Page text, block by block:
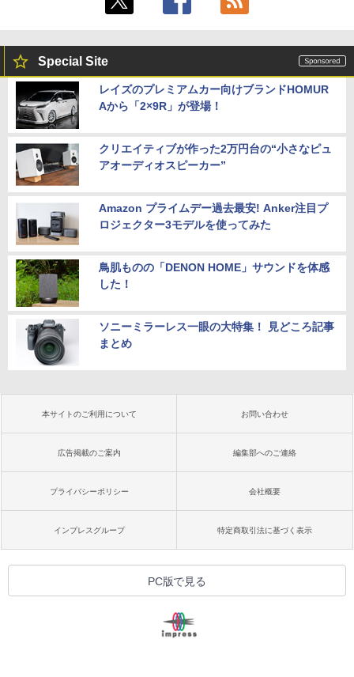
Special Site
レイズのプレミアムカー向けブランドHOMUR
Aから「2×9R」が登場！
クリエイティブが作った2万円台の“小さなピュ
アオーディオスピーカー”
Amazon プライムデー過去最安! Anker注目プ
ロジェクター3モデルを使ってみた
鳥肌ものの「DENON HOME」サウンドを体感
した！
ソニーミラーレス一眼の大特集！ 見どころ記事
まとめ
本サイトのご利用について お問い合わせ
広告掲載のご案内 編集部へのご連絡
プライバシーポリシー 会社概要
インプレスグループ 特定商取引法に基づく表示
PC版で見る